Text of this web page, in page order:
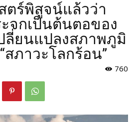
ตร์พิสูจน์แล้วว่า
จกเป็นต้นตอของ
ลี่ยนแปลงสภาพภูมิ
สภาวะโลกร้อน”
760